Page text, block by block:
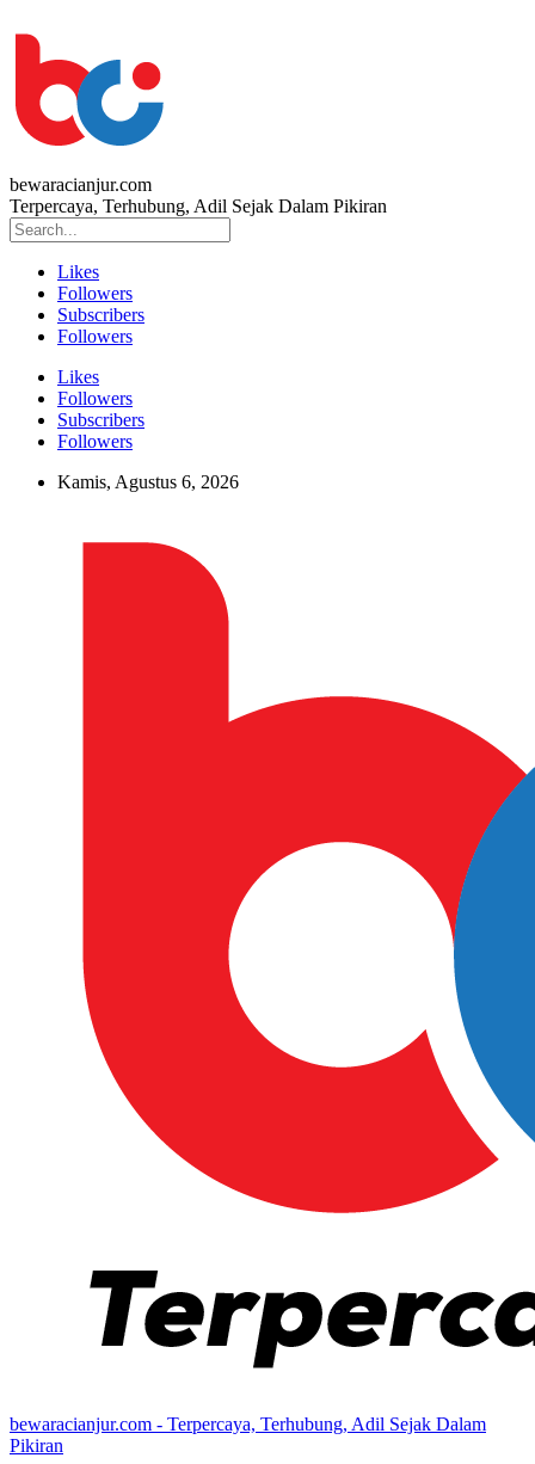
bewaracianjur.com
Terpercaya, Terhubung, Adil Sejak Dalam Pikiran
Likes
Followers
Subscribers
Followers
Likes
Followers
Subscribers
Followers
Kamis, Agustus 6, 2026
bewaracianjur.com - Terpercaya, Terhubung, Adil Sejak Dalam
Pikiran